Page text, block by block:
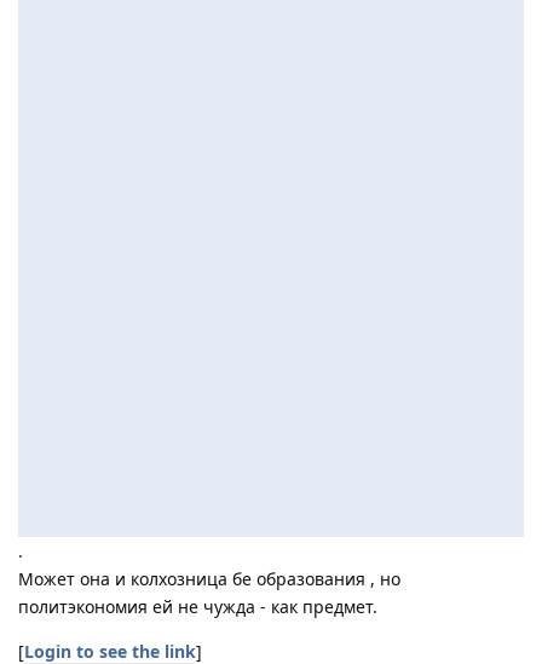
.
Может она и колхозница бе образования , но
политэкономия ей не чужда - как предмет.
[Login to see the link]